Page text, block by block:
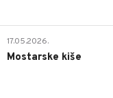
17.05.2026.
Mostarske kiše